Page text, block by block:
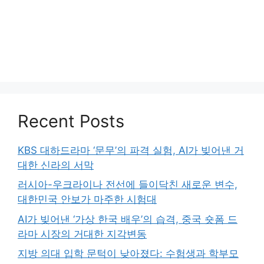
Recent Posts
KBS 대하드라마 ‘문무’의 파격 실험, AI가 빚어낸 거
대한 신라의 서막
러시아-우크라이나 전선에 들이닥친 새로운 변수,
대한민국 안보가 마주한 시험대
AI가 빚어낸 ‘가상 한국 배우’의 습격, 중국 숏폼 드
라마 시장의 거대한 지각변동
지방 의대 입학 문턱이 낮아졌다: 수험생과 학부모